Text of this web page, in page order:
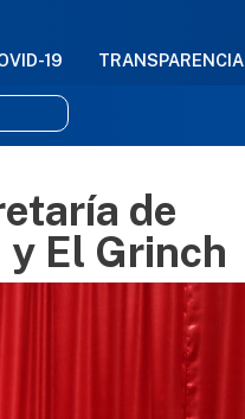
principal
19 TRANSPARENCIA
de
El Grinch